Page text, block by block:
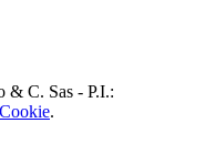
C. Sas - P.I.:
Cookie.